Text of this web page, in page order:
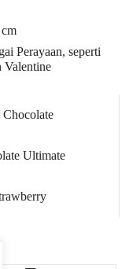
Perayaan, seperti
Valentine
Ultimate